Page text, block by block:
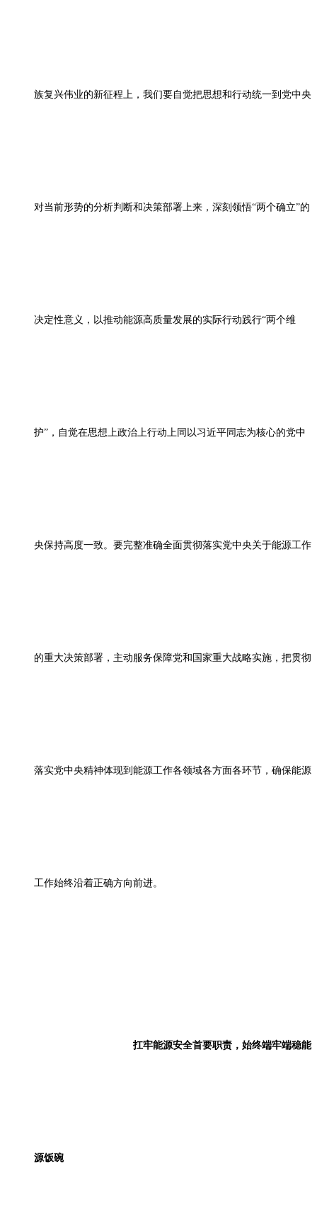
族复兴伟业的新征程上，我们要自觉把思想和行动统一到党中央
对当前形势的分析判断和决策部署上来，深刻领悟“两个确立”的
决定性意义，以推动能源高质量发展的实际行动践行“两个维
护”，自觉在思想上政治上行动上同以习近平同志为核心的党中
央保持高度一致。要完整准确全面贯彻落实党中央关于能源工作
的重大决策部署，主动服务保障党和国家重大战略实施，把贯彻
落实党中央精神体现到能源工作各领域各方面各环节，确保能源
工作始终沿着正确方向前进。
扛牢能源安全首要职责，始终端牢端稳能
源饭碗